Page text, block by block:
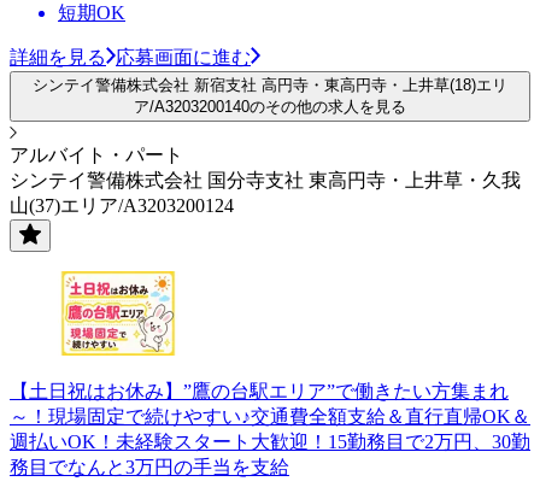
短期OK
詳細を見る 応募画面に進む
シンテイ警備株式会社 新宿支社 高円寺・東高円寺・上井草(18)エリ
ア/A3203200140のその他の求人を見る
アルバイト・パート
シンテイ警備株式会社 国分寺支社 東高円寺・上井草・久我
山(37)エリア/A3203200124
【土日祝はお休み】”鷹の台駅エリア”で働きたい方集まれ
～！現場固定で続けやすい♪交通費全額支給＆直行直帰OK＆
週払いOK！未経験スタート大歓迎！15勤務目で2万円、30勤
務目でなんと3万円の手当を支給